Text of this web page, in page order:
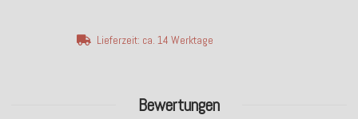
Bewertungen
Lieferzeit: ca. 14 Werktage